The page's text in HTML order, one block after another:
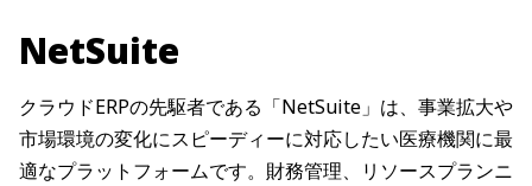
NetSuite
クラウドERPの先駆者である「NetSuite」は、事業拡大や
市場環境の変化にスピーディーに対応したい医療機関に最
適なプラットフォームです。財務管理、リソースプランニ